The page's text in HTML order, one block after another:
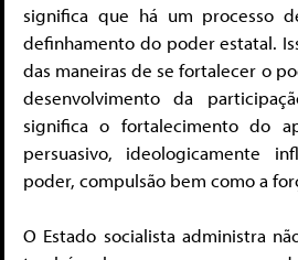
significa que há um processo
definhamento do poder estatal.
das maneiras de se fortalecer o
desenvolvimento da
significa o fortalecimento do
persuasivo, ideologicamente
poder, compulsão bem como a
O Estado socialista administra